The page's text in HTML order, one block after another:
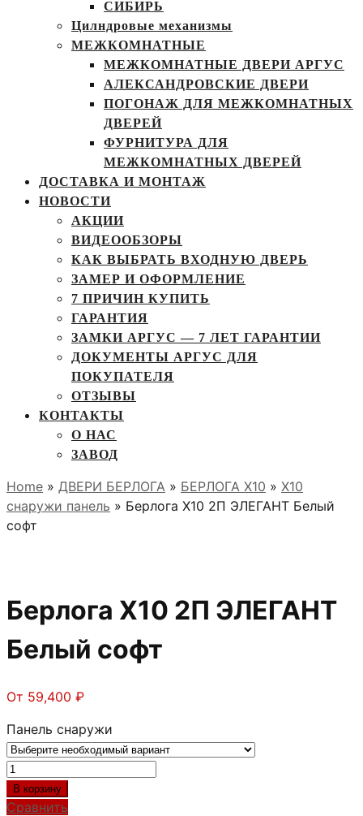
СИБИРЬ
Цилндровые механизмы
МЕЖКОМНАТНЫЕ
МЕЖКОМНАТНЫЕ ДВЕРИ АРГУС
АЛЕКСАНДРОВСКИЕ ДВЕРИ
ПОГОНАЖ ДЛЯ МЕЖКОМНАТНЫХ
ДВЕРЕЙ
ФУРНИТУРА ДЛЯ
МЕЖКОМНАТНЫХ ДВЕРЕЙ
ДОСТАВКА И МОНТАЖ
НОВОСТИ
АКЦИИ
ВИДЕООБЗОРЫ
КАК ВЫБРАТЬ ВХОДНУЮ ДВЕРЬ
ЗАМЕР И ОФОРМЛЕНИЕ
7 ПРИЧИН КУПИТЬ
ГАРАНТИЯ
ЗАМКИ АРГУС — 7 ЛЕТ ГАРАНТИИ
ДОКУМЕНТЫ АРГУС ДЛЯ
ПОКУПАТЕЛЯ
ОТЗЫВЫ
КОНТАКТЫ
О НАС
ЗАВОД
Home » ДВЕРИ БЕРЛОГА » БЕРЛОГА Х10 » X10
снаружи панель » Берлога Х10 2П ЭЛЕГАНТ Белый
софт
Берлога Х10 2П ЭЛЕГАНТ
Белый софт
От 59,400 ₽
Панель снаружи
Количество
товара
Берлога
В корзину
Сравнить